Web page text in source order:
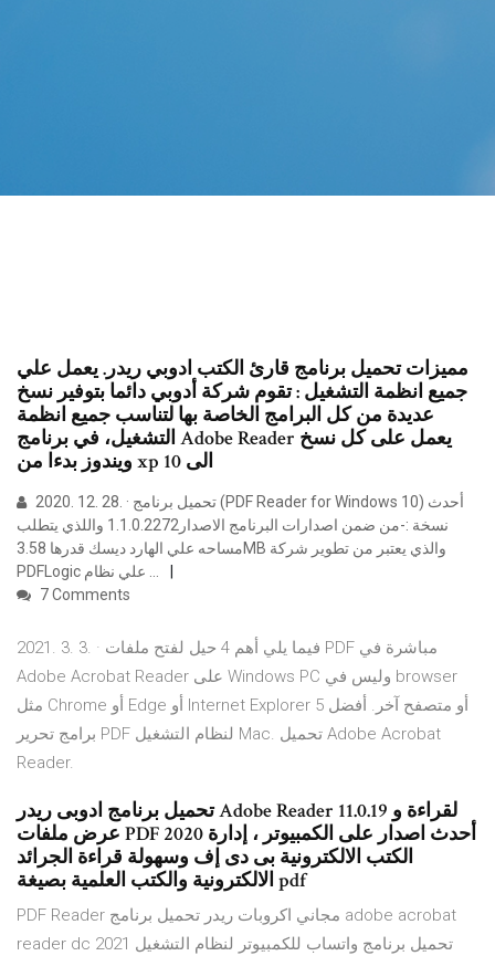
مميزات تحميل برنامج قارئ الكتب ادوبي ريدر. يعمل علي
جميع انظمة التشغيل : تقوم شركة أدوبي دائما بتوفير نسخ
عديدة من كل البرامج الخاصة بها لتناسب جميع انظمة
التشغيل، في برنامج Adobe Reader يعمل على كل نسخ
ويندوز بدءا من xp الى 10
2020. 12. 28. · تحميل برنامج (PDF Reader for Windows 10) أحدث
نسخة :-من ضمن اصدارات البرنامج الاصدار1.1.0.2272 واللذي يتطلب
مساحه علي الهارد ديسك قدرها 3.58MB والذي يعتبر من تطوير شركة
PDFLogic علي نظام …
7 Comments
2021. 3. 3. · فيما يلي أهم 4 حيل لفتح ملفات PDF مباشرة في
Adobe Acrobat Reader على Windows PC وليس في browser
مثل Chrome أو Edge أو Internet Explorer أو متصفح آخر. أفضل 5
برامج تحرير PDF لنظام التشغيل Mac. تحميل Adobe Acrobat
Reader.
تحميل برنامج ادوبى ريدر Adobe Reader 11.0.19 لقراءة و
عرض ملفات PDF 2020 أحدث اصدار على الكمبيوتر ، إدارة
الكتب الالكترونية بى دى إف وسهولة قراءة الجرائد
الالكترونية والكتب العلمية بصيغة pdf
PDF Reader مجاني اكروبات ريدر تحميل برنامج adobe acrobat
reader dc 2021 تحميل برنامج واتساب للكمبيوتر لنظام التشغيل